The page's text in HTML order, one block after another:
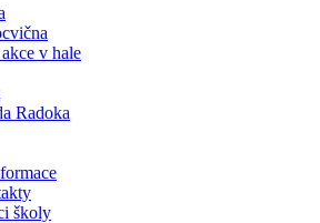
v hale
Radoka
školy